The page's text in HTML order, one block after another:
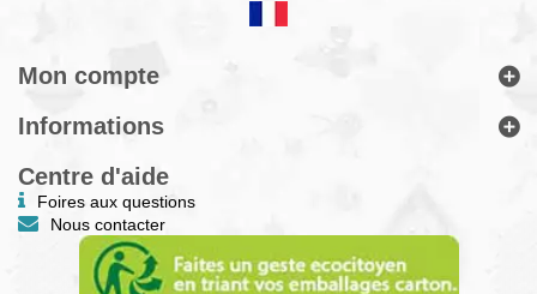
Mon compte
Informations
Centre d'aide
Foires aux questions
Nous contacter